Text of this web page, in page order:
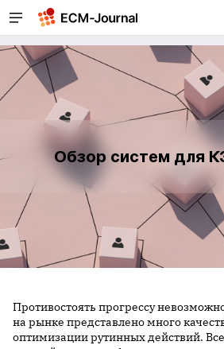
Обзор систем для
Противостоять прогрессу
на рынке представлено много
оптимизации рутинных действий.